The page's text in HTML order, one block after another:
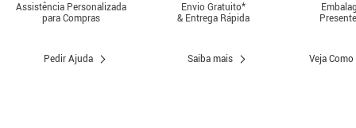
Assistência Personalizada
para Compras
Pedir Ajuda
Envio Gratuito*
& Entrega Rápida
Saiba mais Veja